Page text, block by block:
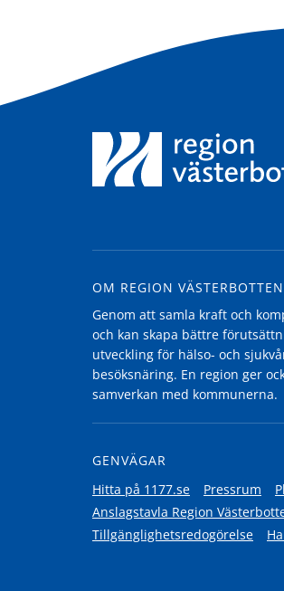
OM REGION VÄSTERBOTTEN
Genom att samla kraft och
och kan skapa bättre
utveckling för hälso- och
besöksnäring. En region ger
samverkan med kommunerna.
GENVÄGAR
Hitta på 1177.se
Pressrum
Anslagstavla Region
Tillgänglighetsredogörelse